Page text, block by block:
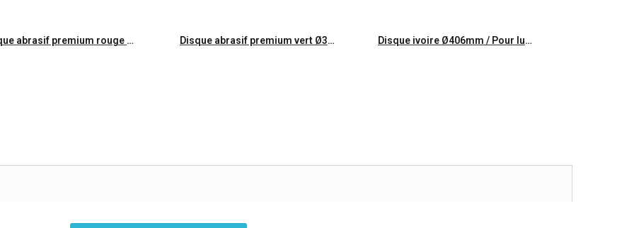
Aperçu rapide Disque abrasif premium rouge Ø330mm Aperçu rapide Disque abrasif premium vert Ø330mm Aperçu rapide Disque ivoire Ø406mm / Pour lustrage haute vitesse